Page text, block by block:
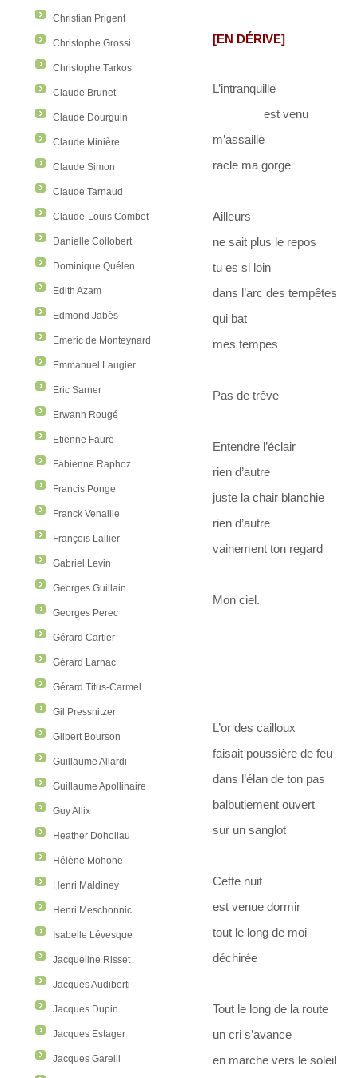
Christian Prigent
Christophe Grossi
Christophe Tarkos
Claude Brunet
Claude Dourguin
Claude Minière
Claude Simon
Claude Tarnaud
Claude-Louis Combet
Danielle Collobert
Dominique Quélen
Edith Azam
Edmond Jabès
Emeric de Monteynard
Emmanuel Laugier
Eric Sarner
Erwann Rougé
Etienne Faure
Fabienne Raphoz
Francis Ponge
Franck Venaille
François Lallier
Gabriel Levin
Georges Guillain
Georges Perec
Gérard Cartier
Gérard Larnac
Gérard Titus-Carmel
Gil Pressnitzer
Gilbert Bourson
Guillaume Allardi
Guillaume Apollinaire
Guy Allix
Heather Dohollau
Hélène Mohone
Henri Maldiney
Henri Meschonnic
Isabelle Lévesque
Jacqueline Risset
Jacques Audiberti
Jacques Dupin
Jacques Estager
Jacques Garelli
[EN DÉRIVE]
L’intranquille
est venu
m’assaille
racle ma gorge
Ailleurs
ne sait plus le repos
tu es si loin
dans l’arc des tempêtes
qui bat
mes tempes
Pas de trêve
Entendre l’éclair
rien d’autre
juste la chair blanchie
rien d’autre
vainement ton regard
Mon ciel.
L’or des cailloux
faisait poussière de feu
dans l’élan de ton pas
balbutiement ouvert
sur un sanglot
Cette nuit
est venue dormir
tout le long de moi
déchirée
Tout le long de la route
un cri s’avance
en marche vers le soleil